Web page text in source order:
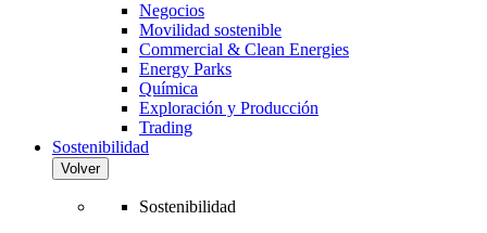
Negocios
Movilidad sostenible
Commercial & Clean Energies
Energy Parks
Química
Exploración y Producción
Trading
Sostenibilidad
Volver
Sostenibilidad